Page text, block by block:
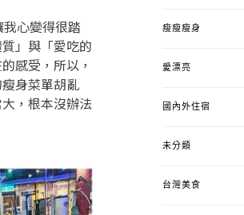
心變得很踏
」與「愛吃的
感受，所以，
身菜單胡亂
，根本沒辦法
瘦瘦瘦身
愛漂亮
國內外住宿
未分類
台灣美食